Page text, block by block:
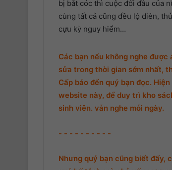
Phần 9
Phần 11
Phần 12
Phần 13
bị bắt cóc thì cuộc đối đầu của
cùng tất cả cũng đều lộ diên,
cựu kỳ nguy hiểm…
Các bạn nếu không nghe
sửa trong thời gian sớm nhất,
Cấp báo đển quý bạn đọc.
website này, để duy trì kho
sinh viên. vẫn nghe mỗi ngày.
- - - - - - - - - -
Nhưng quý bạn cũng biết đấy,